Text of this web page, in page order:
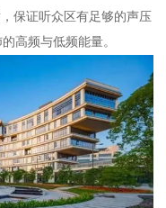
保证听众区有足够的声压
高频与低频能量。